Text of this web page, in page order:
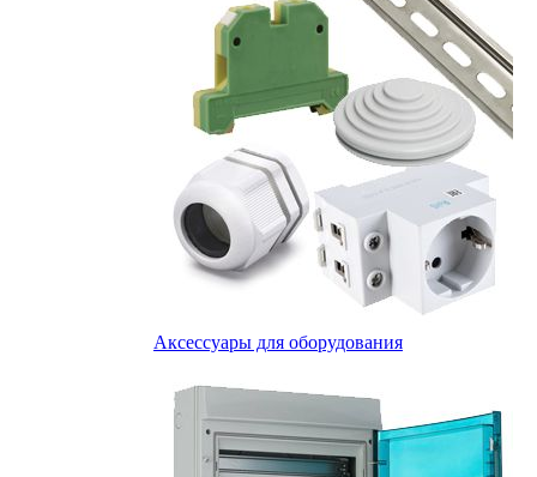
Аксессуары для оборудования